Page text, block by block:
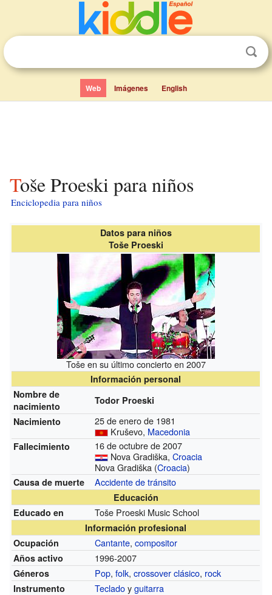
Web Imágenes English
Toše Proeski para niños
Enciclopedia para niños
Datos para niños
Toše Proeski
Toše en su último concierto en 2007
Información personal
Nombre de
nacimiento
Todor Proeski
Nacimiento
25 de enero de 1981
Kruševo, Macedonia
Fallecimiento
16 de octubre de 2007
Nova Gradiška,Croacia
Nova Gradiška (Croacia)
Causa de muerte Accidente de tránsito
Educación
Educado en
Toše Proeski Music School
Información profesional
Ocupación
Cantante,compositor
Años activo 1996-2007
Géneros Pop,folk,crossover clásico, rock
Instrumento Tecladoyguitarra